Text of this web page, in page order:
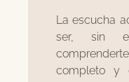
La escucha
ser, sin
completo y